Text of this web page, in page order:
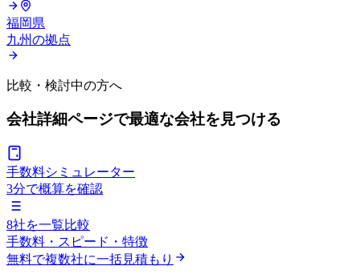
福岡県
九州の拠点
比較・検討中の方へ
会社詳細ページで最適な会社を見つける
手数料シミュレーター
3分で概算を確認
8社を一覧比較
手数料・スピード・特徴
無料で複数社に一括見積もり